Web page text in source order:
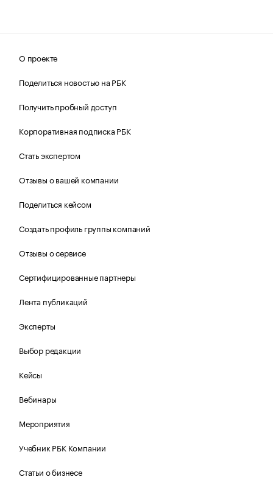
О проекте
Поделиться новостью на РБК
Получить пробный доступ
Корпоративная подписка РБК
Стать экспертом
Отзывы о вашей компании
Поделиться кейсом
Создать профиль группы компаний
Отзывы о сервисе
Сертифицированные партнеры
Лента публикаций
Эксперты
Выбор редакции
Кейсы
Вебинары
Мероприятия
Учебник РБК Компании
Статьи о бизнесе